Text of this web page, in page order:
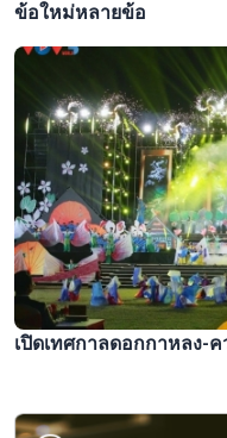
ข้อใหม่หลายข้อ
เปิดเทศกาลดอกกาหลง-